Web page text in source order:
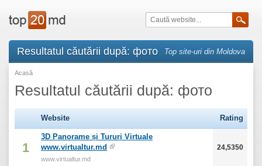
Resultatul căutării după: фото Top site-uri din Moldova
Acasă
Resultatul căutării după: фото
Website Rating
1
3D Panorame și Tururi Virtuale
www.virtualtur.md
www.virtualtur.md
24,5350